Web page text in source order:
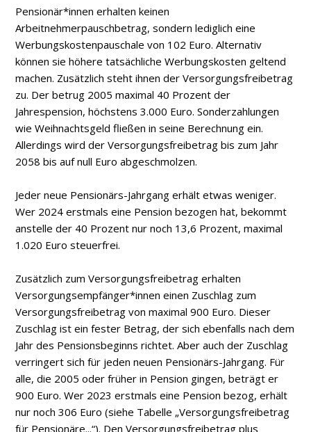
Pensionär*innen erhalten keinen
Arbeitnehmerpauschbetrag, sondern lediglich eine
Werbungskostenpauschale von 102 Euro. Alternativ
können sie höhere tatsächliche Werbungskosten geltend
machen. Zusätzlich steht ihnen der Versorgungsfreibetrag
zu. Der betrug 2005 maximal 40 Prozent der
Jahrespension, höchstens 3.000 Euro. Sonderzahlungen
wie Weihnachtsgeld fließen in seine Berechnung ein.
Allerdings wird der Versorgungsfreibetrag bis zum Jahr
2058 bis auf null Euro abgeschmolzen.
Jeder neue Pensionärs-Jahrgang erhält etwas weniger.
Wer 2024 erstmals eine Pension bezogen hat, bekommt
anstelle der 40 Prozent nur noch 13,6 Prozent, maximal
1.020 Euro steuerfrei.
Zusätzlich zum Versorgungsfreibetrag erhalten
Versorgungsempfänger*innen einen Zuschlag zum
Versorgungsfreibetrag von maximal 900 Euro. Dieser
Zuschlag ist ein fester Betrag, der sich ebenfalls nach dem
Jahr des Pensionsbeginns richtet. Aber auch der Zuschlag
verringert sich für jeden neuen Pensionärs-Jahrgang. Für
alle, die 2005 oder früher in Pension gingen, beträgt er
900 Euro. Wer 2023 erstmals eine Pension bezog, erhält
nur noch 306 Euro (siehe Tabelle „Versorgungsfreibetrag
für Pensionäre...“). Den Versorgungsfreibetrag plus